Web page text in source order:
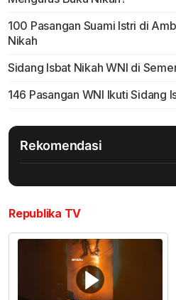
100 Pasangan Suami Istri di
Nikah
Sidang Isbat Nikah WNI di
146 Pasangan WNI Ikuti Sidang
Rekomendasi
Republika TV